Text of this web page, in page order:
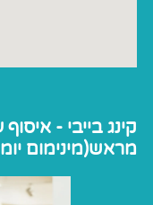
קינג בייבי -
מראש(מינימום